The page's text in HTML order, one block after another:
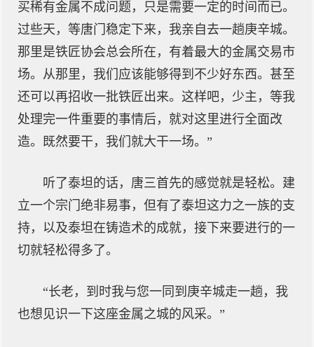
买稀有金属不成问题，只是需要一定的时间而已。
过些天，等唐门稳定下来，我亲自去一趟庚辛城。
那里是铁匠协会总会所在，有着最大的金属交易市
场。从那里，我们应该能够得到不少好东西。甚至
还可以再招收一批铁匠出来。这样吧，少主，等我
处理完一件重要的事情后，就对这里进行全面改
造。既然要干，我们就大干一场。”
听了泰坦的话，唐三首先的感觉就是轻松。建
立一个宗门绝非易事，但有了泰坦这力之一族的支
持，以及泰坦在铸造术的成就，接下来要进行的一
切就轻松得多了。
“长老，到时我与您一同到庚辛城走一趟，我
也想见识一下这座金属之城的风采。”